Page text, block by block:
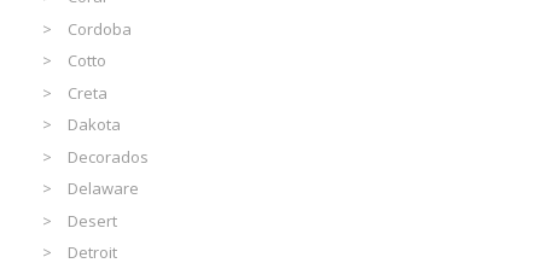
Cordoba
Cotto
Creta
Dakota
Decorados
Delaware
Desert
Detroit